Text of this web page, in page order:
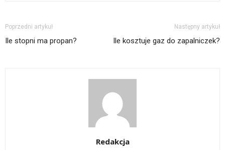
Poprzedni artykuł
Ile stopni ma propan?
Następny artykuł
Ile kosztuje gaz do zapalniczek?
Redakcja